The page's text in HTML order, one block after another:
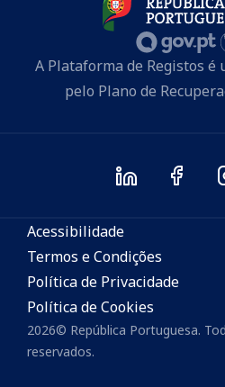
A Plataforma de Registos
pelo Plano de
Acessibilidade
Termos e Condições
Política de Privacidade
Política de Cookies
©
2026
República Portuguesa.
reservados.